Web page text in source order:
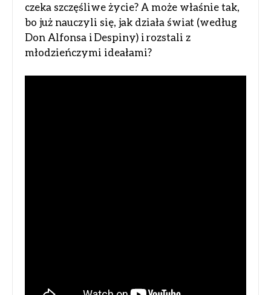
czeka szczęśliwe życie? A może właśnie tak,
bo już nauczyli się, jak działa świat (według
Don Alfonsa i Despiny) i rozstali z
młodzieńczymi ideałami?